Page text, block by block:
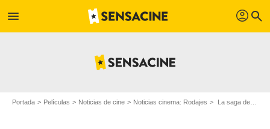
menu profil search
Portada Películas Noticias de cine Noticias cinema: Rodajes La saga de ciencia ficción de miles de millones de dólares que se reinventa cada poco tiempo y sigue triunfando